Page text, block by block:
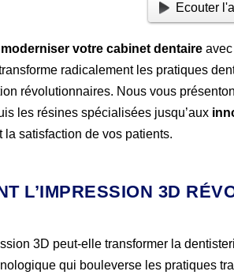
Ecouter
moderniser votre cabinet dentaire
radicalement les pratiques
révolutionnaires. Nous vous
les résines spécialisées jusqu’aux
la satisfaction de vos patients.
L’IMPRESSION 3D
3D peut-elle transformer la
qui bouleverse les pratiques